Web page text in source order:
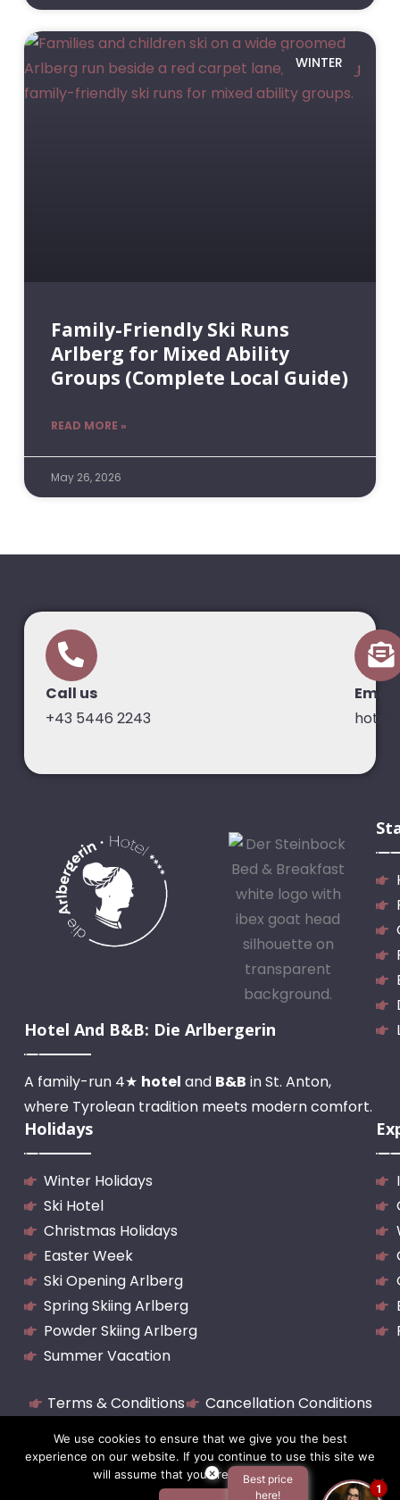
WINTER
Family-Friendly Ski Runs
Arlberg for Mixed Ability
Groups (Complete Local Guide)
READ MORE »
May 26, 2026
Call us
+43 5446 2243
Email
Hotel And B&B: Die Arlbergerin
A family-run 4★ hotel and B&B in St. Anton,
where Tyrolean tradition meets modern comfort.
Holidays
Winter Holidays
Ski Hotel
Christmas Holidays
Easter Week
Ski Opening Arlberg
Spring Skiing Arlberg
Powder Skiing Arlberg
Summer Vacation
Terms & Conditions
Cancellation Conditions
Voucher
We use cookies to ensure that we give you the best
experience on our website. If you continue to use this site we
will assume that you are happy with it.
×
Best price
here!
1